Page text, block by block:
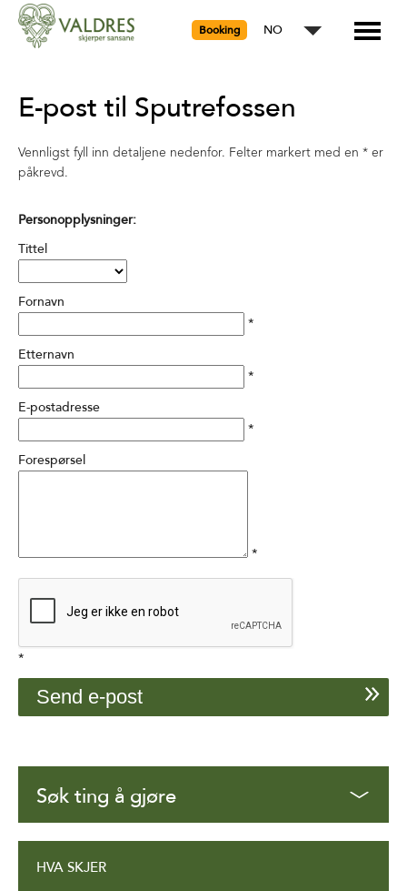
Booking NO
E-post til Sputrefossen
Vennligst fyll inn detaljene nedenfor. Felter markert med en * er
påkrevd.
Personopplysninger:
Tittel
Fornavn
*
Etternavn
*
E-postadresse
*
Forespørsel
*
*
Søk ting å gjøre
HVA SKJER